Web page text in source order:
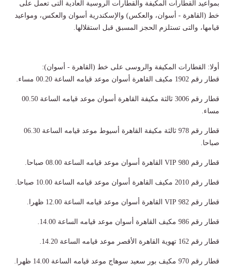
بمواعيد القطارات المكيفة والقطارات الروسية العادية التى تعمل على
خط (القاهرة - أسوان، والعكس) والإسكندرية أسوان والعكس، ومواعيد
قيامها، والتى تستلزم الحجز المسبق قبل استقلالها.
أولا: القطارات المكيفة والروسى على خط (القاهرة - أسوان):
قطار رقم 1902 مكيف القاهرة أسوان موعد قيامه الساعة 00.20 مساء.
قطار رقم 3006 ثالثة مكيفة القاهرة أسوان موعد قيامه الساعة 00.50
مساء.
قطار رقم 978 ثالثة مكيفة القاهرة أسيوط موعد قيامه الساعة 06.30
صباحا.
قطار رقم 980 VIP القاهرة أسوان موعد قيامه الساعة 08.00 صباحا.
قطار رقم 2010 مكيف القاهرة أسوان موعد قيامه الساعة 10.00 صباحا.
قطار رقم 982 VIP القاهرة أسوان موعد قيامه الساعة 12.00 ظهرا.
قطار رقم 986 مكيف القاهرة أسوان موعد قيامه الساعة 14.00.
قطار رقم 162 تهوية القاهرة الأقصر موعد قيامه الساعة 14.20.
قطار رقم 970 مكيف بور سعيد سوهاج موعد قيامه الساعة 14.00 ظهرا.